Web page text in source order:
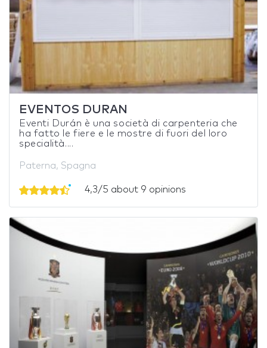
EVENTOS DURAN
Eventi Durán è una società di carpenteria che
ha fatto le fiere e le mostre di fuori del loro
specialità....
Paterna, Spagna
4,3/5 about 9 opinions